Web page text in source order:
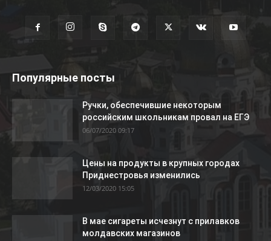
Популярные посты
Ручки, обеспечившие некоторым
российским школьникам провал на ЕГЭ
06/07/2020 09:17
Цены на продукты в крупных городах
Приднестровья изменились
12/03/2020 15:05
В мае сигареты исчезнут с прилавков
молдавских магазинов